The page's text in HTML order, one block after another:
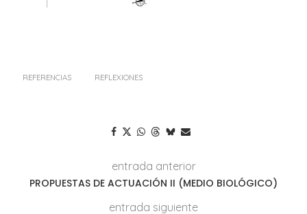
REFERENCIAS REFLEXIONES
entrada anterior
PROPUESTAS DE ACTUACIÓN II (MEDIO BIOLÓGICO)
entrada siguiente